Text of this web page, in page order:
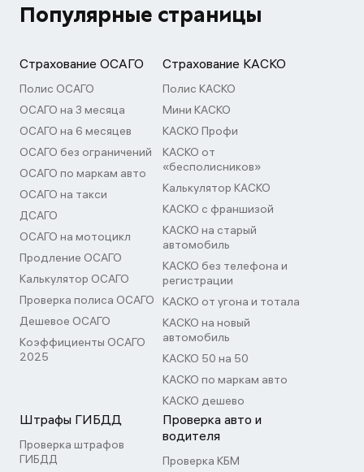
Популярные страницы
Страхование ОСАГО
Полис ОСАГО
ОСАГО на 3 месяца
ОСАГО на 6 месяцев
ОСАГО без ограничений
ОСАГО по маркам авто
ОСАГО на такси
ДСАГО
ОСАГО на мотоцикл
Продление ОСАГО
Калькулятор ОСАГО
Проверка полиса ОСАГО
Дешевое ОСАГО
Коэффициенты ОСАГО
2025
Страхование КАСКО
Полис КАСКО
Мини КАСКО
КАСКО Профи
КАСКО от
«бесполисников»
Калькулятор КАСКО
КАСКО с франшизой
КАСКО на старый
автомобиль
КАСКО без телефона и
регистрации
КАСКО от угона и тотала
КАСКО на новый
автомобиль
КАСКО 50 на 50
КАСКО по маркам авто
КАСКО дешево
Штрафы ГИБДД
Проверка штрафов
ГИБДД
Проверка авто и
водителя
Проверка КБМ